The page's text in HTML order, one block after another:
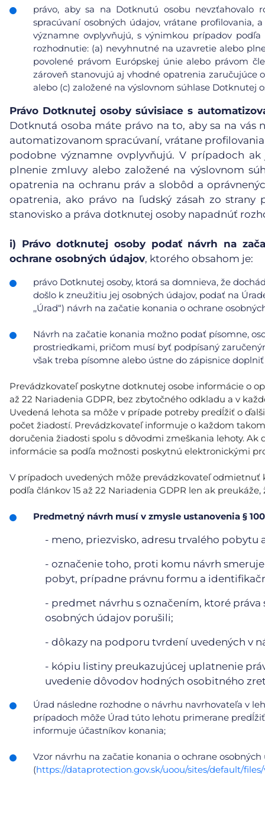
právo, aby sa na Dotknutú osobu nevzťahovalo
spracúvaní osobných údajov, vrátane
významne ovplyvňujú, s výnimkou prípadov
rozhodnutie: (a) nevyhnutné na uzavretie alebo
povolené právom Európskej únie alebo právom
zároveň stanovujú aj vhodné opatrenia zaručujúce
alebo (c) založené na výslovnom súhlase Dotknutej
Právo Dotknutej osoby súvisiace s
Dotknutá osoba máte právo na to, aby sa na vás
automatizovanom spracúvaní, vrátane
podobne významne ovplyvňujú. V prípadoch
plnenie zmluvy alebo založené na výslovnom
opatrenia na ochranu práv a slobôd a
opatrenia, ako právo na ľudský zásah zo
stanovisko a práva dotknutej osoby napadnúť
i) Právo dotknutej osoby podať návrh na
ochrane osobných údajov, ktorého obsahom je:
právo Dotknutej osoby, ktorá sa domnieva, že
došlo k zneužitiu jej osobných údajov, podať na
,,Úrad“) návrh na začatie konania o ochrane
Návrh na začatie konania možno podať písomne,
prostriedkami, pričom musí byť podpísaný
však treba písomne alebo ústne do zápisnice
Prevádzkovateľ poskytne dotknutej osobe informácie o
až 22 Nariadenia GDPR, bez zbytočného odkladu a v
Uvedená lehota sa môže v prípade potreby predĺžiť o
počet žiadostí. Prevádzkovateľ informuje o každom
doručenia žiadosti spolu s dôvodmi zmeškania lehoty.
informácie sa podľa možnosti poskytnú elektronickými
V prípadoch uvedených môže prevádzkovateľ
podľa článkov 15 až 22 Nariadenia GDPR len ak
Predmetný návrh musí v zmysle ustanovenia §
- meno, priezvisko, adresu trvalého pobytu
- označenie toho, proti komu návrh
pobyt, prípadne právnu formu a
- predmet návrhu s označením, ktoré
osobných údajov porušili;
- dôkazy na podporu tvrdení uvedených v
- kópiu listiny preukazujúcej uplatnenie
uvedenie dôvodov hodných osobitného
Úrad následne rozhodne o návrhu navrhovateľa v
prípadoch môže Úrad túto lehotu primerane
informuje účastníkov konania;
Vzor návrhu na začatie konania o ochrane
(https://dataprotection.gov.sk/uoou/sites/default/